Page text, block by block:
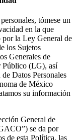
tómese un
en la que
la Ley General de
los Sujetos
Generales de
Público (LG), así
Datos Personales
de México
su información
General de
se da por
de esta Política, las